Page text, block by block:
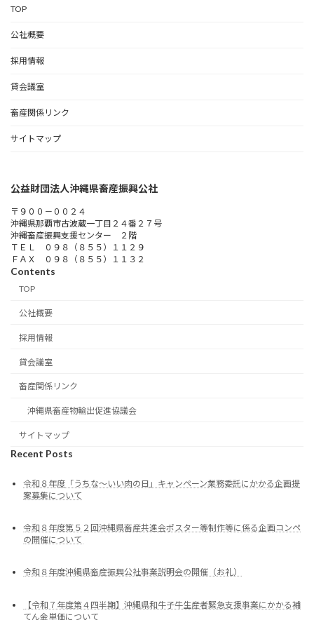
TOP
公社概要
採用情報
貸会議室
畜産関係リンク
サイトマップ
公益財団法人沖縄県畜産振興公社
〒９００－００２４
沖縄県那覇市古波蔵一丁目２４番２７号
沖縄畜産振興支援センター ２階
ＴＥＬ ０９８（８５５）１１２９
ＦＡＸ ０９８（８５５）１１３２
Contents
TOP
公社概要
採用情報
貸会議室
畜産関係リンク
沖縄県畜産物輸出促進協議会
サイトマップ
Recent Posts
令和８年度「うちな～いい肉の日」キャンペーン業務委託にかかる企画提
案募集について
令和８年度第５２回沖縄県畜産共進会ポスター等制作等に係る企画コンペ
の開催について
令和８年度沖縄県畜産振興公社事業説明会の開催（お礼）
【令和７年度第４四半期】沖縄県和牛子牛生産者緊急支援事業にかかる補
てん金単価について